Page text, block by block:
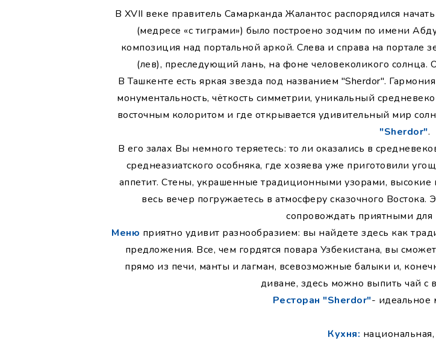
В XVII веке правитель Самарканда Жалантос распорядился
(медресе «с тиграми») было построено зодчим по имени
композиция над портальной аркой. Слева и справа на портале
(лев), преследующий лань, на фоне человеколикого солнца.
В Ташкенте есть яркая звезда под названием "Sherdor".
монументальность, чёткость симметрии, уникальный
восточным колоритом и где открывается удивительный мир
"Sherdor".
В его залах Вы немного теряетесь: то ли оказались в
среднеазиатского особняка, где хозяева уже приготовили
аппетит. Стены, украшенные традиционными узорами,
весь вечер погружаетесь в атмосферу сказочного Востока.
сопровождать приятными
Меню приятно удивит разнообразием: вы найдете здесь как
предложения. Все, чем гордятся повара Узбекистана, вы
прямо из печи, манты и лагман, всевозможные балыки и,
диване, здесь можно выпить чай с
Ресторан "Sherdor"- идеальное
Кухня: национальная,